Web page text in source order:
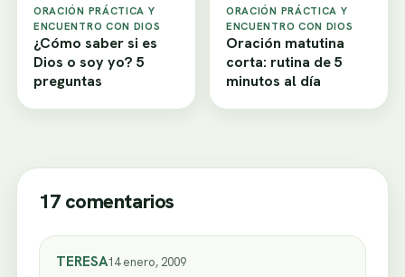
ORACIÓN PRÁCTICA Y
ENCUENTRO CON DIOS
¿Cómo saber si es
Dios o soy yo? 5
preguntas
ORACIÓN PRÁCTICA Y
ENCUENTRO CON DIOS
Oración matutina
corta: rutina de 5
minutos al día
17 comentarios
TERESA14 enero, 2009